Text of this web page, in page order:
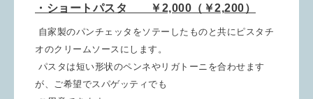
・ショートパスタ ￥2,000（￥2,200）
自家製のパンチェッタをソテーしたものと共にピスタチ
オのクリームソースにします。
パスタは短い形状のペンネやリガトーニを合わせます
が、ご希望でスパゲッティでも